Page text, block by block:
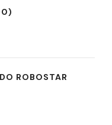
ROBOSTAR